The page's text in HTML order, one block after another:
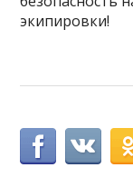
экипировки!